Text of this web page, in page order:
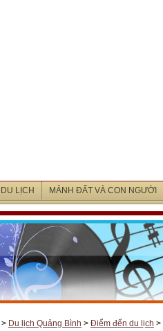
DU LỊCH MẢNH ĐẤT VÀ CON NGƯỜI
> Du lịch Quảng Bình > Điểm đến du lịch >